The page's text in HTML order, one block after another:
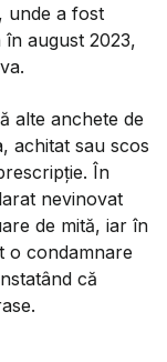
unde a fost
august 2023,
alte anchete de
achitat sau scos
În
nevinovat
de mită, iar în
o condamnare
că